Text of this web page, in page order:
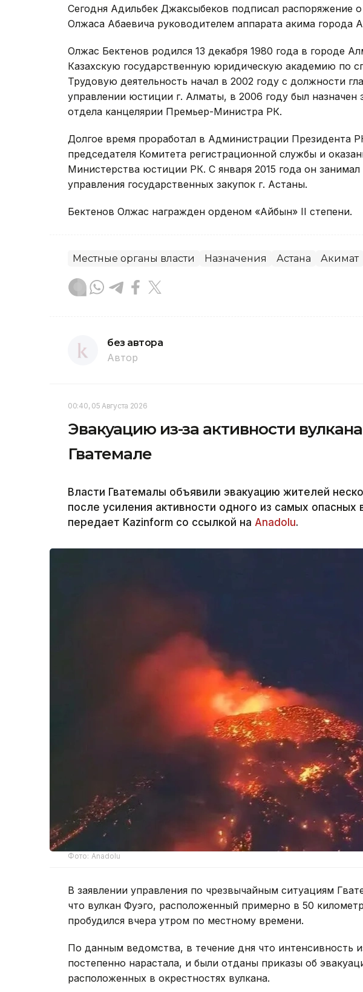
Сегодня Адильбек Джаксыбеков подписал распоряжение
Олжаса Абаевича руководителем аппарата акима города
Олжас Бектенов родился 13 декабря 1980 года в городе
Казахскую государственную юридическую академию по
Трудовую деятельность начал в 2002 году с должности
управлении юстиции г. Алматы, в 2006 году был назначен
отдела канцелярии Премьер-Министра РК.
Долгое время проработал в Администрации Президента
председателя Комитета регистрационной службы и
Министерства юстиции РК. С января 2015 года он занимал
управления государственных закупок г. Астаны.
Бектенов Олжас награжден орденом «Айбын» ІІ степени.
Местные органы власти Назначения Астана Акимат
без автора
Автор
00:40, 05 Августа 2026
Эвакуацию из-за активности
Гватемале
Власти Гватемалы объявили эвакуацию жителей
после усиления активности одного из самых
передает Kazinform со ссылкой на Anadolu.
Фото: Anadolu
В заявлении управления по чрезвычайным ситуациям
что вулкан Фуэго, расположенный примерно в 50
пробудился вчера утром по местному времени.
По данным ведомства, в течение дня что интенсивность
постепенно нарастала, и были отданы приказы об
расположенных в окрестностях вулкана.